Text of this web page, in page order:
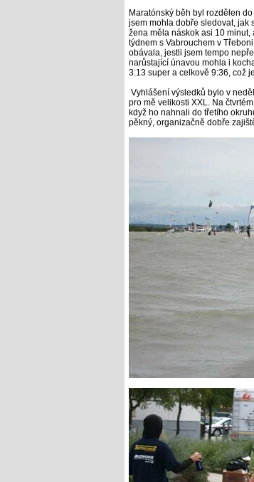
Maratónský běh byl rozdělen
jsem mohla dobře sledovat, jak
žena měla náskok asi 10
týdnem s Vabrouchem v
obávala, jestli jsem tempo
narůstající únavou mohla i
3:13 super a celkově 9:36, což
Vyhlášení výsledků bylo v
pro mě velikosti XXL. Na
když ho nahnali do třetího
pěkný, organizačně dobře